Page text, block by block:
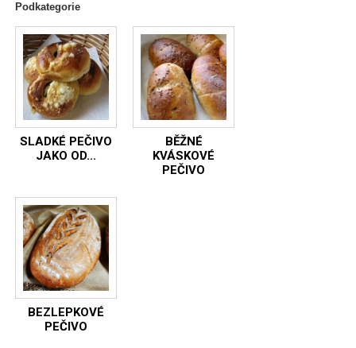
Podkategorie
SLADKÉ PEČIVO
JAKO OD...
BĚŽNÉ
KVÁSKOVÉ
PEČIVO
BEZLEPKOVÉ
PEČIVO